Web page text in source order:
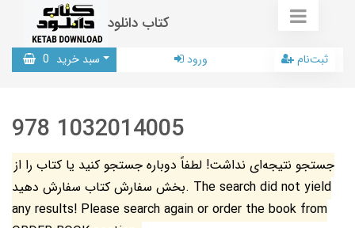
کتاب دانلود
سبد خرید 0 ورود ثبت‌نام
978 1032014005
جستجو نتیجه‌ای نداشت! لطفاً دوباره جستجو کنید یا کتاب را از
بخش سفارش کتاب سفارش دهید. The search did not yield
any results! Please search again or order the book from